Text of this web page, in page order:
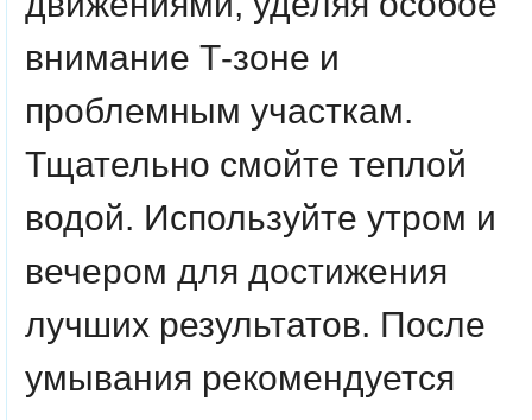
внимание Т-зоне и
проблемным участкам.
Тщательно смойте теплой
водой. Используйте утром и
вечером для достижения
лучших результатов. После
умывания рекомендуется